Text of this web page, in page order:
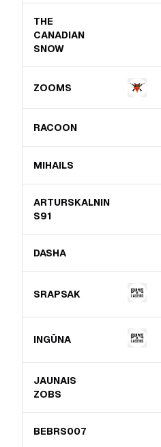
THE
CANADIAN
SNOW
ZOOMS
RACOON
MIHAILS
ARTURSKALNIN​
S91
DASHA
SRAPSAK
INGŪNA
JAUNAIS
ZOBS
BEBRS007